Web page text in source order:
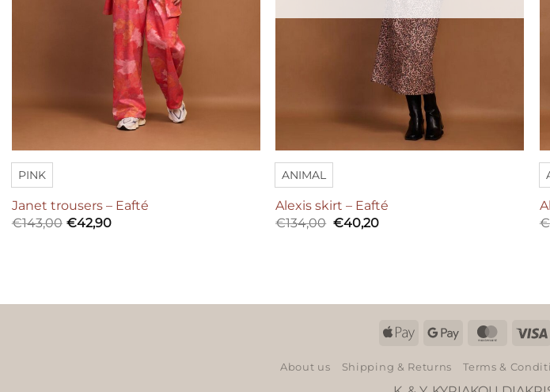
PINK
Janet trousers – Eafté
€143,00 €42,90
ANIMAL
Alexis skirt – Eafté
€134,00 Original
price
€40,20Current
€
Apple Google
About us Shipping & Returns Terms &